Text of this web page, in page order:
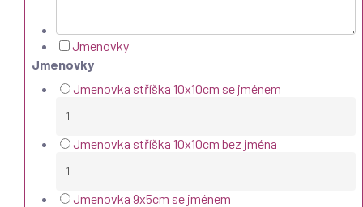
Jmenovky
Jmenovky
Jmenovka stříška 10x10cm se jménem
Jmenovka stříška 10x10cm bez jména
Jmenovka 9x5cm se jménem